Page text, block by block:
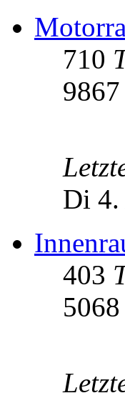
710
9867
Di 4.
403
5068